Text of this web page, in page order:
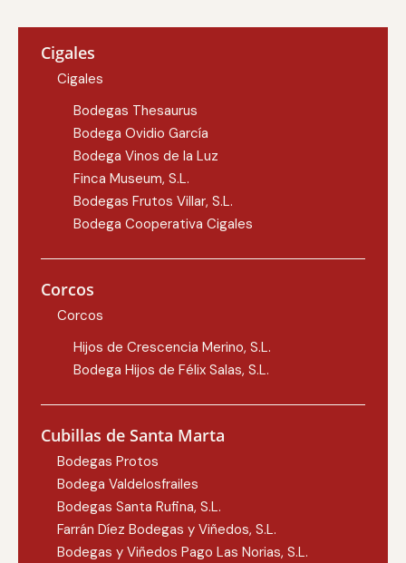
Cigales
Cigales
Bodegas Thesaurus
Bodega Ovidio García
Bodega Vinos de la Luz
Finca Museum, S.L.
Bodegas Frutos Villar, S.L.
Bodega Cooperativa Cigales
Corcos
Corcos
Hijos de Crescencia Merino, S.L.
Bodega Hijos de Félix Salas, S.L.
Cubillas de Santa Marta
Bodegas Protos
Bodega Valdelosfrailes
Bodegas Santa Rufina, S.L.
Farrán Díez Bodegas y Viñedos, S.L.
Bodegas y Viñedos Pago Las Norias, S.L.